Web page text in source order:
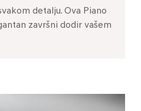
detalju. Ova Piano
završni dodir vašem